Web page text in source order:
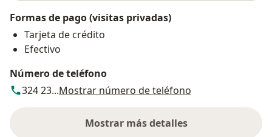
Formas de pago (visitas privadas)
Tarjeta de crédito
Efectivo
Número de teléfono
324 23...Mostrar número de teléfono
Mostrar más detalles
sobre la dirección